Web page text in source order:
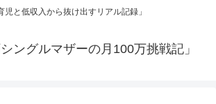
児と低収入から抜け出すリアル記録」
ングルマザーの月100万挑戦記」